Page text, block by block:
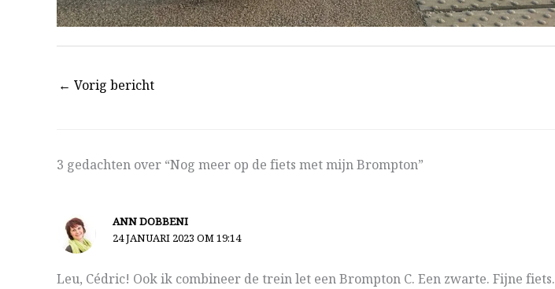
← Vorig bericht
3 gedachten over “Nog meer op de fiets met mijn Brompton”
ANN DOBBENI
24 JANUARI 2023 OM 19:14
Leu, Cédric! Ook ik combineer de trein let een Brompton C. Een zwarte. Fijne fiets.